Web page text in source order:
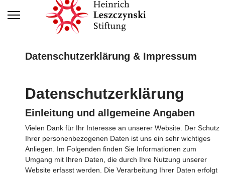
Datenschutzerklärung & Impressum
Datenschutzerklärung
Einleitung und allgemeine Angaben
Vielen Dank für Ihr Interesse an unserer Website. Der Schutz
Ihrer personenbezogenen Daten ist uns ein sehr wichtiges
Anliegen. Im Folgenden finden Sie Informationen zum
Umgang mit Ihren Daten, die durch Ihre Nutzung unserer
Website erfasst werden. Die Verarbeitung Ihrer Daten erfolgt